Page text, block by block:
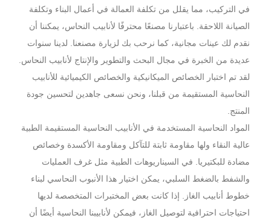
في التركيب، مما يقلل من تكلفة العمالة في أعمال البناء وتكلفة
الصيانة اللاحقة. باعتبارنا مصنعًا محترفًا لأنابيب النحاس، يمكننا أن
نقدم لك عينات مجانية، كما نرحب بك لزيارة مصنعنا. لدينا سنوات
عديدة من الخبرة في مجال البحث والتطوير والإنتاج لأنابيب النحاس.
لقد تم اختبار الخصائص الميكانيكية والخصائص الكيميائية للأنابيب
النحاسية المستقيمة من قبلنا، ونحن نسعى جاهدين لتحسين جودة
المنتج.
المواد النحاسية المستخدمة في الأنابيب النحاسية المستقيمة الطبية
عالية النقاء ولها مقاومة ثابتة للتآكل ومقاومة الأكسدة وخصائص
مضادة للبكتيريا. في السيناريوهات الطبية مثل غرف العمليات
والشفط بالضغط السلبي، يمكن اختيار هذا الأنبوب النحاسي لبناء
خطوط أنابيب الغاز. إذا كانت بعض المختبرات المتخصصة لديها
احتياجات احترافية لتوصيل الغاز، فيمكن لأنابيبنا النحاسية أيضًا أن